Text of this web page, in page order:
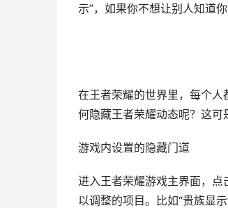
示”，如果你不想让别人知道
在王者荣耀的世界里，每个
何隐藏王者荣耀动态呢？这可
游戏内设置的隐藏门道
进入王者荣耀游戏主界面，点
以调整的项目。比如“贵族显